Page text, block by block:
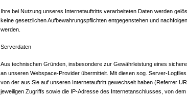
Ihre bei Nutzung unseres Internetauftritts verarbeiteten Daten werden
keine gesetzlichen Aufbewahrungspflichten entgegenstehen und
werden.
Serverdaten
Aus technischen Gründen, insbesondere zur Gewährleistung eines
an unseren Webspace-Provider übermittelt. Mit diesen sog. Server-
von der aus Sie auf unseren Internetauftritt gewechselt haben (Referrer
jeweiligen Zugriffs sowie die IP-Adresse des Internetanschlusses, von